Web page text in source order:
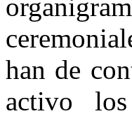
han de
activo